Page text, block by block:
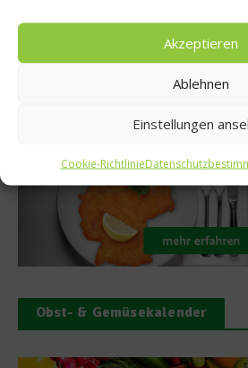
Akzeptieren
Ablehnen
Einstellungen
Cookie-Richtlinie
Obst- & Gemüsekalender